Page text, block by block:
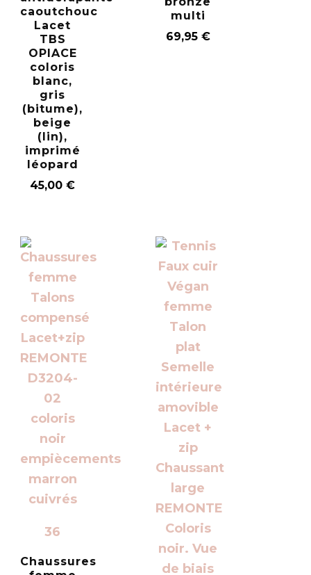
caoutchouc
Lacet
TBS
OPIACE
coloris
blanc,
gris
(bitume),
beige
(lin),
imprimé
léopard
45,00€
multi
69,95 €
36
Chaussures